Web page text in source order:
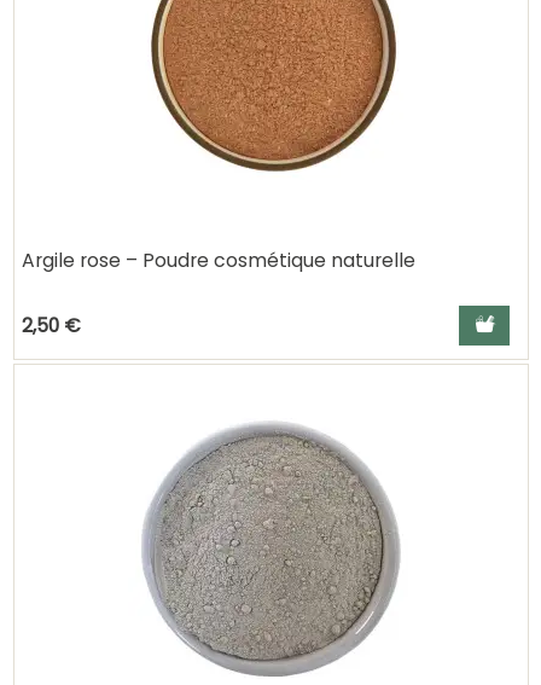
Argile rose – Poudre cosmétique naturelle
2,50 € Ajouter